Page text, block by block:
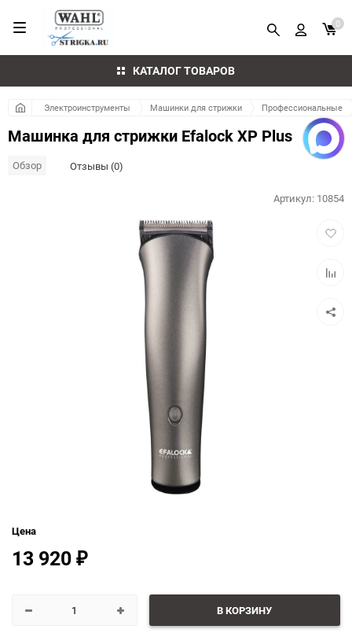
КАТАЛОГ ТОВАРОВ
0
Электроинструменты Машинки для стрижки Профессиональные
Машинка для стрижки Efalock XP Plus
Обзор Отзывы (0)
Артикул: 10854
Цена
13 920 ₽
В КОРЗИНУ